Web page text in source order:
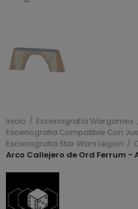
Inicio
Escenografía Wargames
Escenografia Compatible Con
Escenografia Star Wars Legion
Arco Callejero de Ord Ferrum -